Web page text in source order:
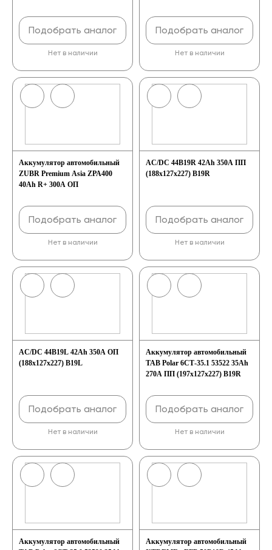
Подобрать аналог
Нет в наличии
Подобрать аналог
Нет в наличии
Аккумулятор автомобильный
ZUBR Premium Asia ZPA400
40Ah R+ 300A ОП
Подобрать аналог
Нет в наличии
AC/DC 44B19R 42Ah 350A ПП
(188x127x227) B19R
Подобрать аналог
Нет в наличии
AC/DC 44B19L 42Ah 350A ОП
(188x127x227) B19L
Подобрать аналог
Нет в наличии
Аккумулятор автомобильный
TAB Polar 6СТ-35.1 53522 35Ah
270A ПП (197х127х227) B19R
Подобрать аналог
Нет в наличии
Аккумулятор автомобильный
Аккумулятор автомобильный